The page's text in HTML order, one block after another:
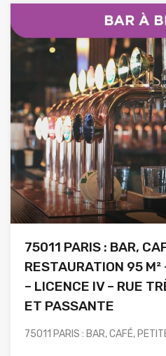
75011 PARIS : BAR,
RESTAURATION 95
– LICENCE IV – RUE
ET PASSANTE
75011 PARIS : BAR, CAFÉ,